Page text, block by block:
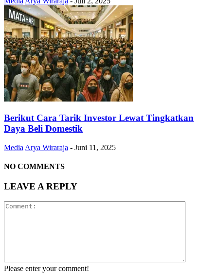
Berikut Cara Tarik Investor Lewat Tingkatkan
Daya Beli Domestik
Media Arya Wiraraja - Juni 11, 2025
NO COMMENTS
LEAVE A REPLY
Please enter your comment!